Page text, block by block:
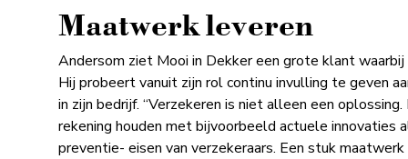
Maatwerk leveren
Andersom ziet Mooi in Dekker een grote klant
Hij probeert vanuit zijn rol continu invulling te geven
in zijn bedrijf. “Verzekeren is niet alleen een
rekening houden met bijvoorbeeld actuele innovaties
preventie- eisen van verzekeraars. Een stuk maatwerk